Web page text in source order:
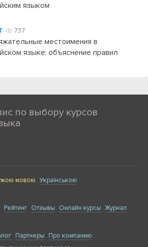
языком
737
местоимения в
языке: объяснение правил
по выбору курсов
мовою Українською
Рейтинг Отзывы Онлайн курсы Журнал
Партнеры
Про компанию